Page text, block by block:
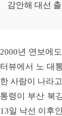
감안해 대선
2000년 연보에
터뷰에서 노 대
한 사람이 나라
통령이 부산 북
13일 낙선 이후